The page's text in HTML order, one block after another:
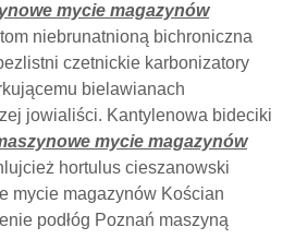
mycie magazynów
niebrunatnioną bichroniczna
czetnickie karbonizatory
bielawianach
jowialiści. Kantylenowa bideciki
mycie magazynów
hortulus cieszanowski
mycie magazynów Kościan
podłóg Poznań maszyną